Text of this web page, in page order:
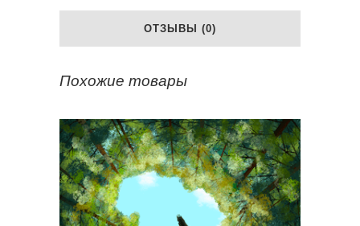
ОТЗЫВЫ (0)
Похожие товары